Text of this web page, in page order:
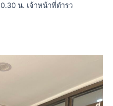
น. เจ้าหน้าที่ตำรว